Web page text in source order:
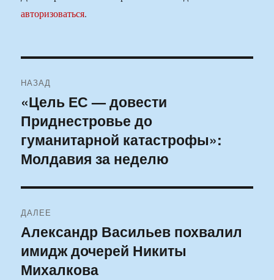
авторизоваться.
по
записям
НАЗАД
Предыдущая
запись:
«Цель ЕС — довести
Приднестровье до
гуманитарной катастрофы»:
Молдавия за неделю
ДАЛЕЕ
Следующая
запись:
Александр Васильев похвалил
имидж дочерей Никиты
Михалкова